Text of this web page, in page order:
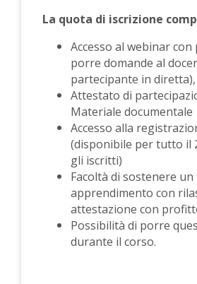
La quota di iscrizione
Accesso al webinar
porre domande al
partecipante in diretta),
Attestato di
Materiale documentale
Accesso alla
(disponibile per tutto il
gli iscritti)
Facoltà di sostenere
apprendimento con
attestazione con
Possibilità di porre
durante il corso.